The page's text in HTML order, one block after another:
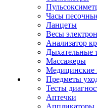
Часы
Ланцеты
Весы
Анализатор
Дыхательные
Массажеры
Медицинские
Предметы
Тесты
Аптечки
Аппликаторы